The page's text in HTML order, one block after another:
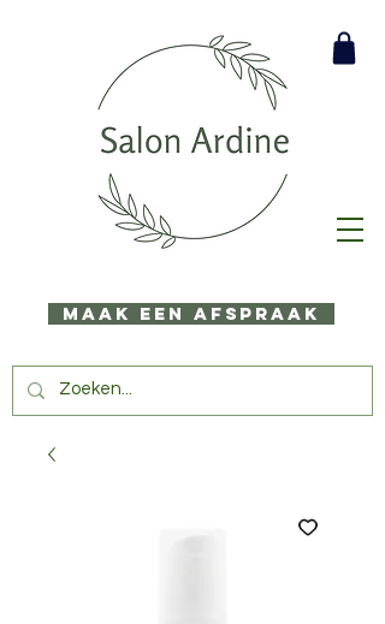
Maak een afspraak